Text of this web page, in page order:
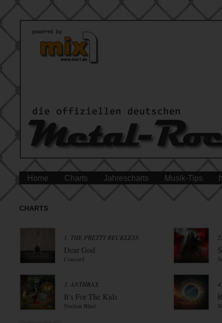
Home Charts Jahrescharts Musik-Tips
CHARTS
1. THE PRETTY RECKLESS
Dear God
Concord
3. ANTHRAX
It’s For The Kids
Nuclear Blast